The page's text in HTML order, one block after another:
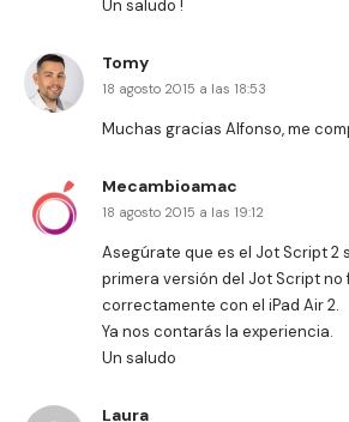
Un saludo !
Tomy
18 agosto 2015 a las 18:53
Muchas gracias Alfonso, me
Mecambioamac
18 agosto 2015 a las 19:12
Asegúrate que es el Jot Script 2
primera versión del Jot Script no
correctamente con el iPad Air 2.
Ya nos contarás la experiencia.
Un saludo
Laura